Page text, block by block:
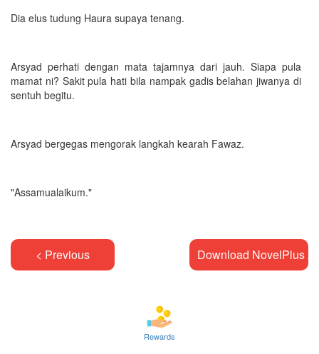
Dia elus tudung Haura supaya tenang.
Arsyad perhati dengan mata tajamnya dari jauh. Siapa pula
mamat ni? Sakit pula hati bila nampak gadis belahan jiwanya di
sentuh begitu.
Arsyad bergegas mengorak langkah kearah Fawaz.
"Assamualaikum."
< Previous Download NovelPlus
Rewards